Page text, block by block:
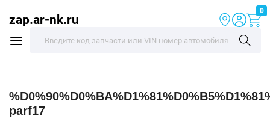
zap.ar-nk.ru
0
parf17